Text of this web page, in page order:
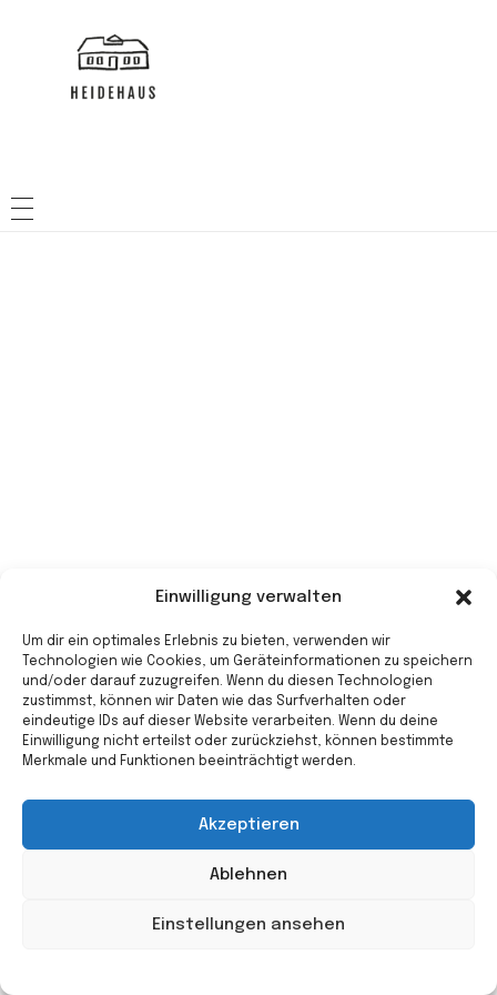
Einwilligung verwalten
Um dir ein optimales Erlebnis zu bieten, verwenden wir
Technologien wie Cookies, um Geräteinformationen zu speichern
und/oder darauf zuzugreifen. Wenn du diesen Technologien
zustimmst, können wir Daten wie das Surfverhalten oder
eindeutige IDs auf dieser Website verarbeiten. Wenn du deine
Einwilligung nicht erteilst oder zurückziehst, können bestimmte
Merkmale und Funktionen beeinträchtigt werden.
Akzeptieren
Ablehnen
Einstellungen ansehen
© 2022 Heidehaus